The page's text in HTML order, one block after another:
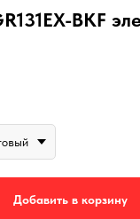
BKF
Добавить в корзину